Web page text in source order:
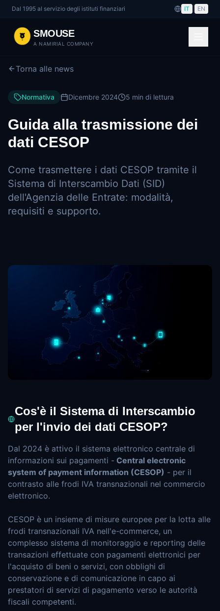
Dal 1995 al servizio degli istituti finanziari IT EN
SMOUSE
A NAMIRIAL COMPANY
Torna alle news
Normativa Dicembre 2024 5 min di lettura
Guida alla trasmissione dei
dati CESOP
Come trasmettere i dati CESOP tramite il
Sistema di Interscambio Dati (SID)
dell'Agenzia delle Entrate: modalità,
requisiti e supporto.
Cos'è il Sistema di Interscambio
per l'invio dei dati CESOP?
Dal 2024 è attivo il sistema elettronico centrale di
informazioni sui pagamenti - Central electronic
system of payment information (CESOP) - per il
contrasto alle frodi IVA transnazionali nel commercio
elettronico.
CESOP è un insieme di misure europee per la lotta alle
frodi transnazionali IVA nell'e-commerce, un
complesso sistema di monitoraggio e reporting delle
transazioni effettuate con pagamenti elettronici per
l'acquisto di beni o servizi, con obblighi di
conservazione e di comunicazione in capo ai
prestatori di servizi di pagamento verso le autorità
fiscali competenti.